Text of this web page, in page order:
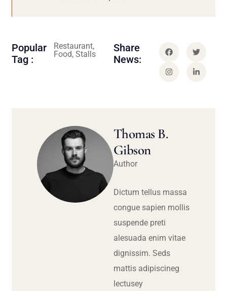
Popular
Tag :
Restaurant,
Food, Stalls
Share
News:
Thomas B.
Gibson
Author
Dictum tellus massa
congue sapien mollis
suspende preti
alesuada enim vitae
dignissim. Seds
mattis adipiscineg
lectusey